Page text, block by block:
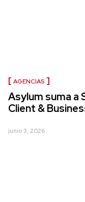
AGENCIAS
Asylum suma a
Client &
junio 3, 2026